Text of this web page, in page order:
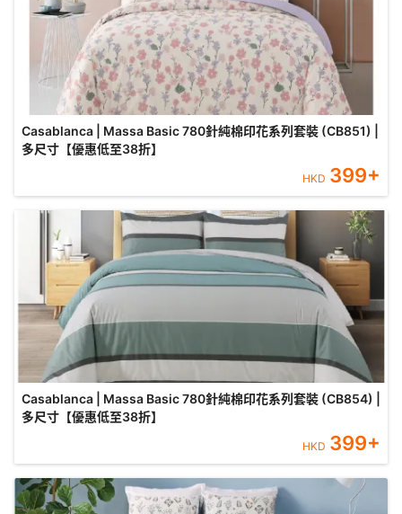
Casablanca | Massa Basic 780針純棉印花系列套裝 (CB851) |
多尺寸【優惠低至38折】
HKD 399+
Casablanca | Massa Basic 780針純棉印花系列套裝 (CB854) |
多尺寸【優惠低至38折】
HKD 399+